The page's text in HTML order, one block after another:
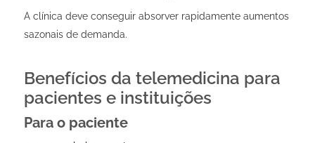
A clínica deve conseguir absorver rapidamente aumentos
sazonais de demanda.
Benefícios da telemedicina para
pacientes e instituições
Para o paciente